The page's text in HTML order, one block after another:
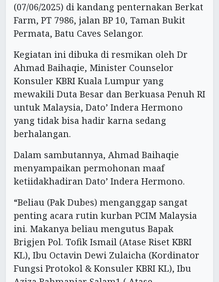
(07/06/2025) di kandang penternakan Berkat
Farm, PT 7986, jalan BP 10, Taman Bukit
Permata, Batu Caves Selangor.
Kegiatan ini dibuka di resmikan oleh Dr
Ahmad Baihaqie, Minister Counselor
Konsuler KBRI Kuala Lumpur yang
mewakili Duta Besar dan Berkuasa Penuh RI
untuk Malaysia, Dato’ Indera Hermono
yang tidak bisa hadir karna sedang
berhalangan.
Dalam sambutannya, Ahmad Baihaqie
menyampaikan permohonan maaf
ketiidakhadiran Dato’ Indera Hermono.
“Beliau (Pak Dubes) menganggap sangat
penting acara rutin kurban PCIM Malaysia
ini. Makanya beliau mengutus Bapak
Brigjen Pol. Tofik Ismail (Atase Riset KBRI
KL), Ibu Octavin Dewi Zulaicha (Kordinator
Fungsi Protokol & Konsuler KBRI KL), Ibu